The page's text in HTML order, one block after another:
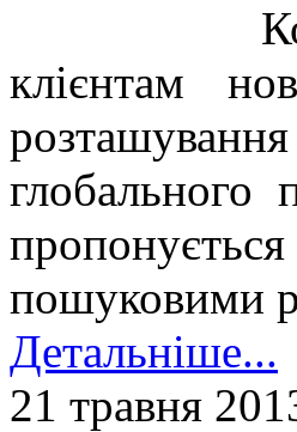
клієнтам
глобального
пошуковими
Детальніше...
21 травня